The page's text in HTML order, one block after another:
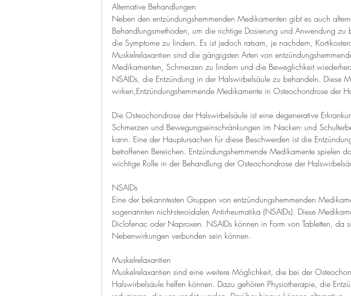
Alternative Behandlungen
Neben den entzündungshemmenden Medikamenten gibt es auch
Behandlungsmethoden, um die richtige Dosierung und Anwendung zu
die Symptome zu lindern. Es ist jedoch ratsam, je nachdem,
Muskelrelaxantien sind die gängigsten Arten von
Medikamenten, Schmerzen zu lindern und die Beweglichkeit
NSAIDs, die Entzündung in der Halswirbelsäule zu behandeln. Diese
wirken,Entzündungshemmende Medikamente in Osteochondrose der
Die Osteochondrose der Halswirbelsäule ist eine degenerative
Schmerzen und Bewegungseinschränkungen im Nacken- und
kann. Eine der Hauptursachen für diese Beschwerden ist die
betroffenen Bereichen. Entzündungshemmende Medikamente spielen
wichtige Rolle in der Behandlung der Osteochondrose der
NSAIDs
Eine der bekanntesten Gruppen von entzündungshemmenden
sogenannten nicht-steroidalen Antirheumatika (NSAIDs). Diese
Diclofenac oder Naproxen. NSAIDs können in Form von Tabletten, da
Nebenwirkungen verbunden sein können.
Muskelrelaxantien
Muskelrelaxantien sind eine weitere Möglichkeit, die bei der
Halswirbelsäule helfen können. Dazu gehören Physiotherapie, die